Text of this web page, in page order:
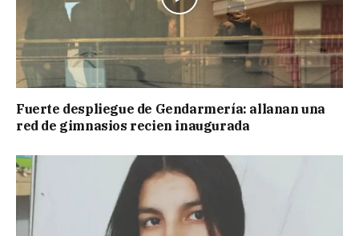
Fuerte despliegue de Gendarmería: allanan una
red de gimnasios recien inaugurada